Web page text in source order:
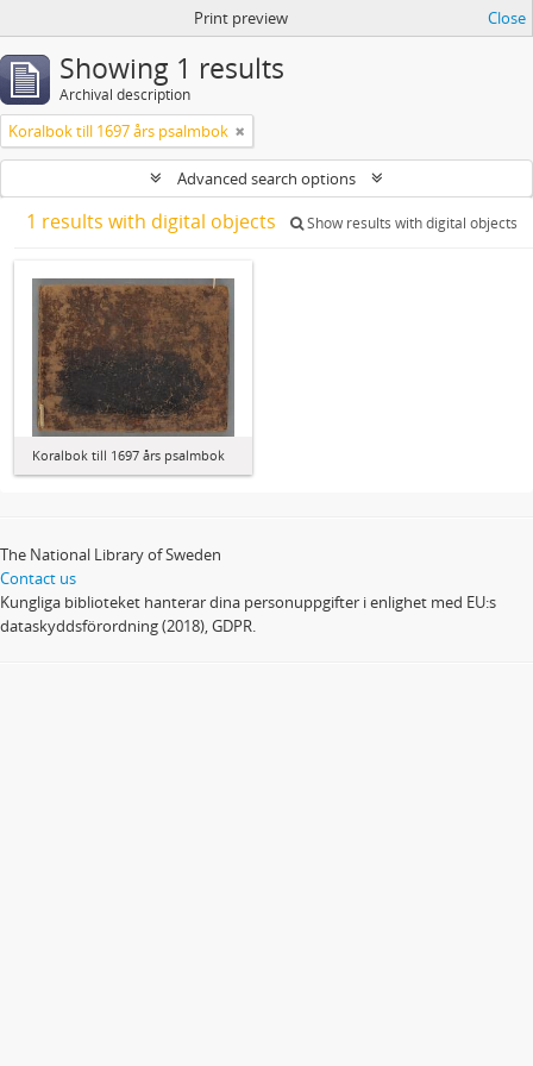
Print preview Close
Showing 1 results
Archival description
Koralbok till 1697 års psalmbok
Advanced search options
1 results with digital objects Show results with digital objects
Koralbok till 1697 års psalmbok
The National Library of Sweden
Contact us
Kungliga biblioteket hanterar dina personuppgifter i enlighet med EU:s
dataskyddsförordning (2018), GDPR.